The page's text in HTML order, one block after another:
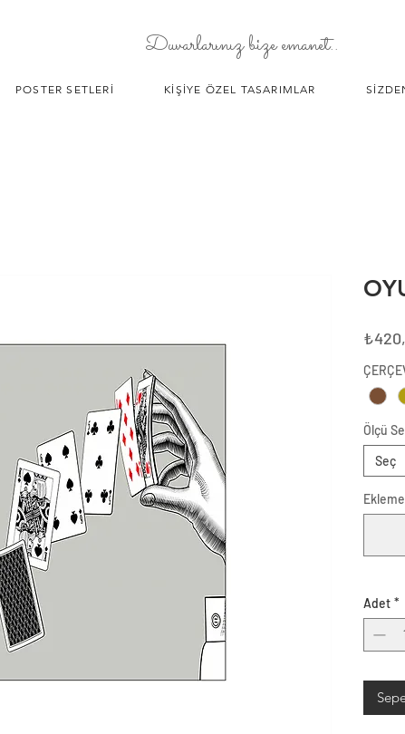
Duvarlarınız bize emanet..
POSTER SETLERİ KİŞİYE ÖZEL TASARIMLAR
Ölçü
Seç
Adet *